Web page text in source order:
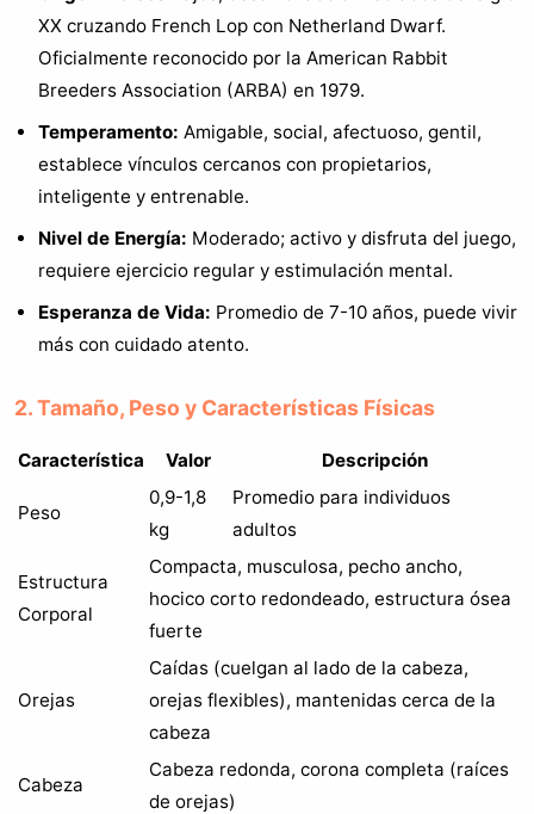
XX cruzando French Lop con Netherland Dwarf.
Oficialmente reconocido por la American Rabbit
Breeders Association (ARBA) en 1979.
Temperamento: Amigable, social, afectuoso, gentil,
establece vínculos cercanos con propietarios,
inteligente y entrenable.
Nivel de Energía: Moderado; activo y disfruta del juego,
requiere ejercicio regular y estimulación mental.
Esperanza de Vida: Promedio de 7-10 años, puede vivir
más con cuidado atento.
2. Tamaño, Peso y Características Físicas
Característica Valor Descripción
Peso
0,9-1,8
kg
Promedio para individuos
adultos
Estructura
Corporal
Compacta, musculosa, pecho ancho,
hocico corto redondeado, estructura ósea
fuerte
Orejas
Caídas (cuelgan al lado de la cabeza,
orejas flexibles), mantenidas cerca de la
cabeza
Cabeza
Cabeza redonda, corona completa (raíces
de orejas)